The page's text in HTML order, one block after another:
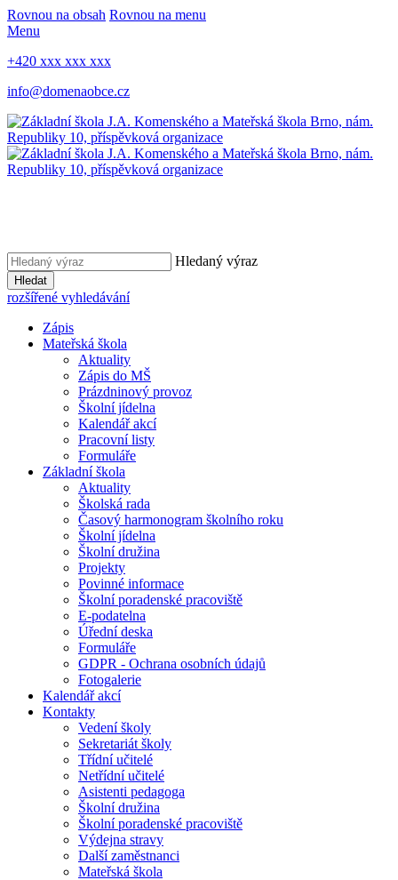
Rovnou na obsah Rovnou na menu
Menu
+420 xxx xxx xxx
info@domenaobce.cz
Hledaný výraz
Hledat
rozšířené vyhledávání
Zápis
Mateřská škola
Aktuality
Zápis do MŠ
Prázdninový provoz
Školní jídelna
Kalendář akcí
Pracovní listy
Formuláře
Základní škola
Aktuality
Školská rada
Časový harmonogram školního roku
Školní jídelna
Školní družina
Projekty
Povinné informace
Školní poradenské pracoviště
E-podatelna
Úřední deska
Formuláře
GDPR - Ochrana osobních údajů
Fotogalerie
Kalendář akcí
Kontakty
Vedení školy
Sekretariát školy
Třídní učitelé
Netřídní učitelé
Asistenti pedagoga
Školní družina
Školní poradenské pracoviště
Výdejna stravy
Další zaměstnanci
Mateřská škola